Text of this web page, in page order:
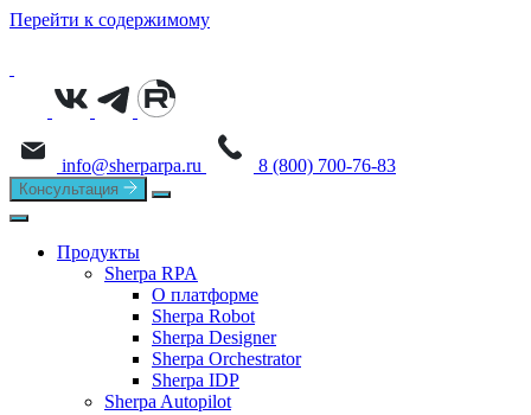
Перейти к содержимому
info@sherparpa.ru 8 (800) 700-76-83
Консультация
Продукты
Sherpa RPA
О платформе
Sherpa Robot
Sherpa Designer
Sherpa Orchestrator
Sherpa IDP
Sherpa Autopilot